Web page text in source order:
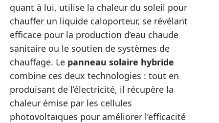
quant à lui, utilise la chaleur du soleil pour
chauffer un liquide caloporteur, se révélant
efficace pour la production d’eau chaude
sanitaire ou le soutien de systèmes de
chauffage. Le panneau solaire hybride
combine ces deux technologies : tout en
produisant de l’électricité, il récupère la
chaleur émise par les cellules
photovoltaïques pour améliorer l’efficacité